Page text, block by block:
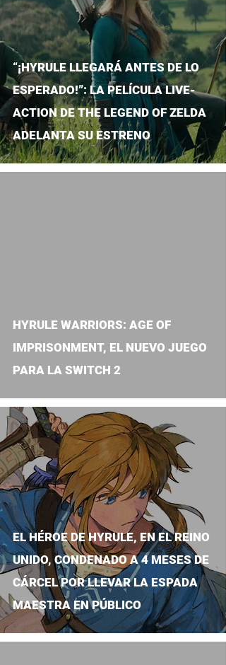
“¡HYRULE LLEGARÁ ANTES DE LO
ESPERADO!”: LA PELÍCULA LIVE-
ACTION DE THE LEGEND OF ZELDA
ADELANTA SU ESTRENO
HYRULE WARRIORS: AGE OF
IMPRISONMENT, EL NUEVO JUEGO
PARA LA SWITCH 2
EL HÉROE DE HYRULE, EN EL REINO
UNIDO, CONDENADO A 4 MESES DE
CÁRCEL POR LLEVAR LA ESPADA
MAESTRA EN PÚBLICO